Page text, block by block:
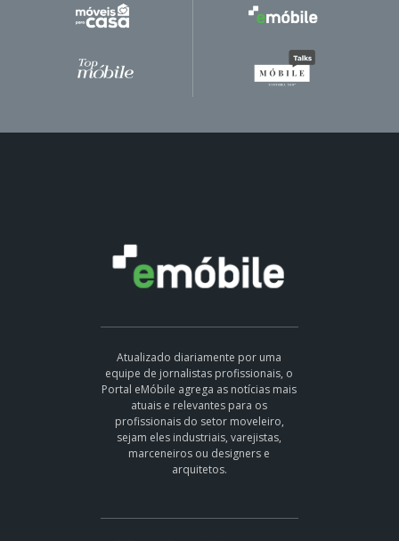
Atualizado diariamente por uma
equipe de jornalistas profissionais, o
Portal eMóbile agrega as notícias mais
atuais e relevantes para os
profissionais do setor moveleiro,
sejam eles industriais, varejistas,
marceneiros ou designers e
arquitetos.